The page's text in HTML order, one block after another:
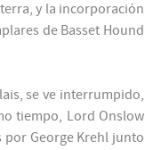
y la incorporación
de Basset Hound
se ve interrumpido,
tiempo, Lord Onslow
por George Krehl junto